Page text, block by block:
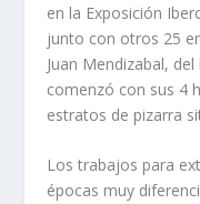
en la Exposición
junto con otros 25
Juan Mendizabal,
comenzó con sus 4
estratos de pizarra
Los trabajos para
épocas muy